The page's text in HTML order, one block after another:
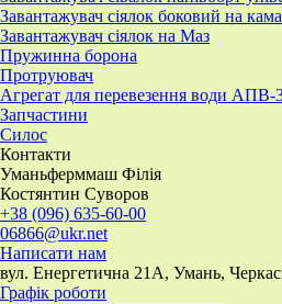
Завантажувач сіялок боковий на
Завантажувач сіялок на Маз
Пружинна борона
Протруювач
Агрегат для перевезення води АПВ-
Запчастини
Силос
Контакти
Уманьферммаш Філія
Костянтин Суворов
+38 (096) 635-60-00
06866@ukr.net
Написати нам
вул. Енергетична 21А, Умань,
Графік роботи